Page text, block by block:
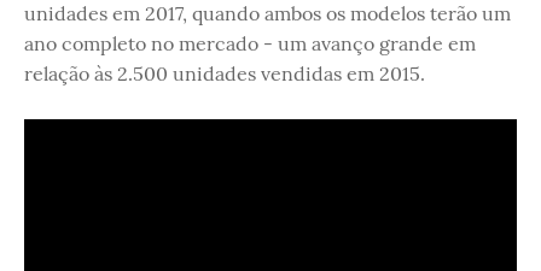
unidades em 2017, quando ambos os modelos terão um
ano completo no mercado - um avanço grande em
relação às 2.500 unidades vendidas em 2015.